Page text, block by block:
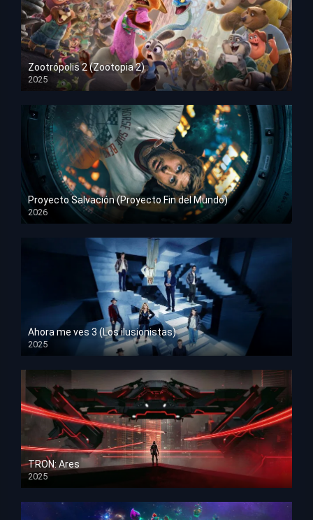
Zootrópolis 2 (Zootopia 2)
2025
HD 1080p
Proyecto Salvación (Proyecto Fin del Mundo)
2026
HD 1080p
Ahora me ves 3 (Los ilusionistas)
2025
HD 1080p
TRON: Ares
2025
HD 1080p